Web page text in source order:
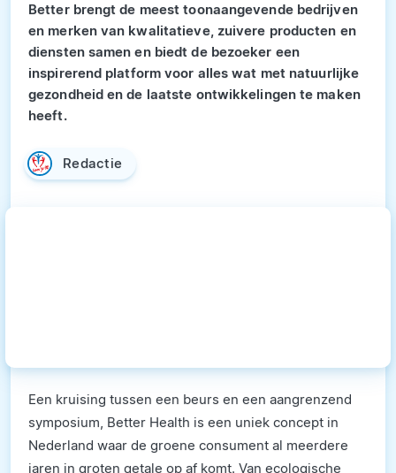
Better brengt de meest toonaangevende bedrijven
en merken van kwalitatieve, zuivere producten en
diensten samen en biedt de bezoeker een
inspirerend platform voor alles wat met natuurlijke
gezondheid en de laatste ontwikkelingen te maken
heeft.
Redactie
Een kruising tussen een beurs en een aangrenzend
symposium, Better Health is een uniek concept in
Nederland waar de groene consument al meerdere
jaren in groten getale op af komt. Van ecologische